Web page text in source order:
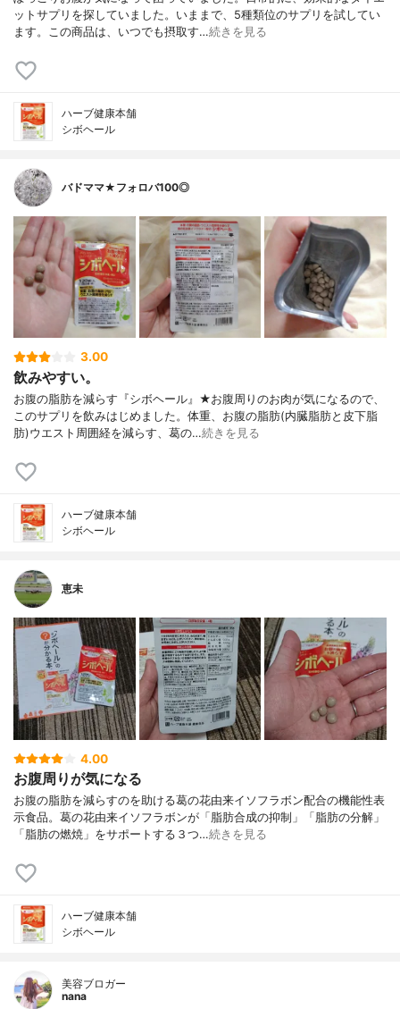
ットサプリを探していました。いままで、5種類位のサプリを試してい
ます。この商品は、いつでも摂取す…続きを見る
ハーブ健康本舗
シボヘール
バドママ★フォロバ100◎
3.00
飲みやすい。
お腹の脂肪を減らす『シボヘール』★お腹周りのお肉が気になるので、
このサプリを飲みはじめました。体重、お腹の脂肪(内臓脂肪と皮下脂
肪)ウエスト周囲経を減らす、葛の…続きを見る
ハーブ健康本舗
シボヘール
恵未
4.00
お腹周りが気になる
お腹の脂肪を減らすのを助ける葛の花由来イソフラボン配合の機能性表
示食品。葛の花由来イソフラボンが「脂肪合成の抑制」「脂肪の分解」
「脂肪の燃焼」をサポートする３つ…続きを見る
ハーブ健康本舗
シボヘール
美容ブロガー
nana